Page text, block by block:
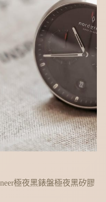
極夜黑錶盤極夜黑矽膠